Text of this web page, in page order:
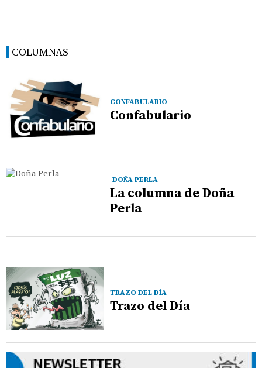
COLUMNAS
CONFABULARIO
Confabulario
DOÑA PERLA
La columna de Doña
Perla
TRAZO DEL DÍA
Trazo del Día